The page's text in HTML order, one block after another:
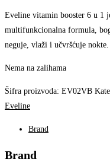
Eveline vitamin booster 6 u 1
multifunkcionalna formula,
neguje, vlaži i učvršćuje nokte.
Nema na zalihama
Šifra proizvoda: EV02VB
Eveline
Brand
Brand